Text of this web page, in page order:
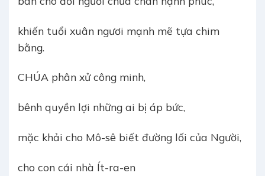
khiến tuổi xuân ngươi mạnh mẽ tựa chim
bằng.
CHÚA phân xử công minh,
bênh quyền lợi những ai bị áp bức,
mặc khải cho Mô-sê biết đường lối của Người,
cho con cái nhà Ít-ra-en